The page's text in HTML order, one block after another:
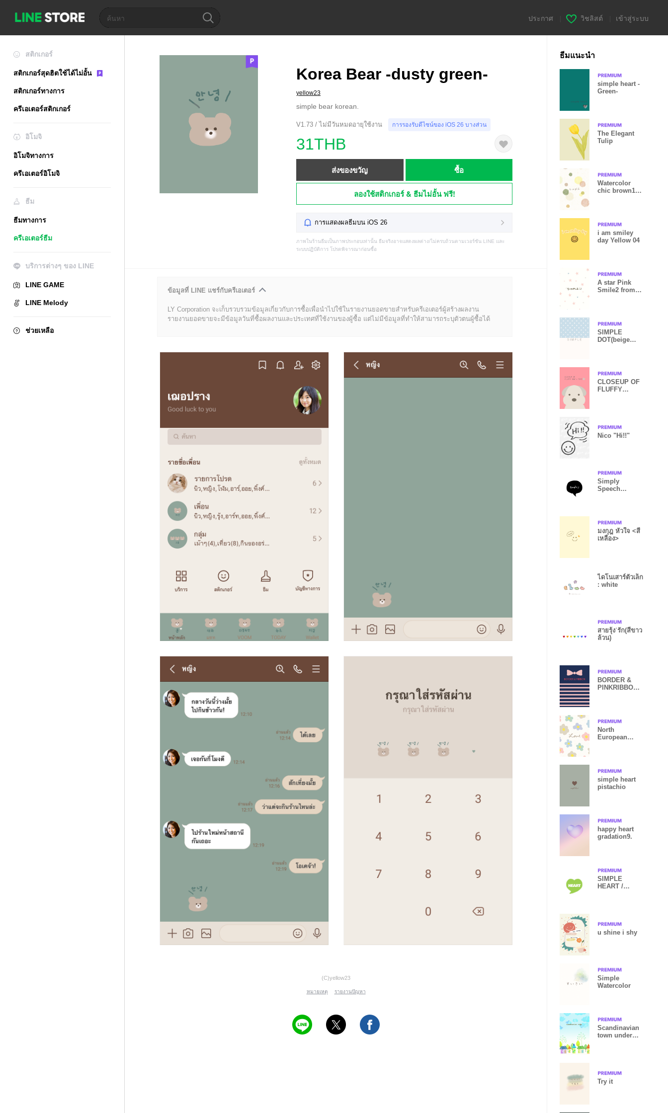
ประกาศ วิชลิสต์ เข้าสู่ระบบ
สติกเกอร์
สติกเกอร์สุดฮิตใช้ได้ไม่อั้น
สติกเกอร์ทางการ
ครีเอเตอร์สติกเกอร์
อิโมจิ
อิโมจิทางการ
ครีเอเตอร์อิโมจิ
ธีม
ธีมทางการ
ครีเอเตอร์ธีม
บริการต่างๆ ของ LINE
LINE GAME
LINE Melody
ช่วยเหลือ
Korea Bear -dusty green-
yellow23
simple bear korean.
V1.73 / ไม่มีวันหมดอายุใช้งาน การรองรับดีไซน์ของ iOS 26 บางส่วน
31THB
ส่งของขวัญ ซื้อ
ลองใช้สติกเกอร์ & ธีมไม่อั้น ฟรี!
การแสดงผลธีมบน iOS 26
ภาพในร้านธีมเป็นภาพประกอบเท่านั้น ธีมจริงอาจแสดงผลต่าง/ไม่ครบถ้วนตามเวอร์ชัน LINE และ
ระบบปฏิบัติการ โปรดพิจารณาก่อนซื้อ
ข้อมูลที่ LINE แชร์กับครีเอเตอร์
LY Corporation จะเก็บรวบรวมข้อมูลเกี่ยวกับการซื้อเพื่อนำไปใช้ในรายงานยอดขายสำหรับครีเอเตอร์ผู้สร้างผลงาน
รายงานยอดขายจะมีข้อมูลวันที่ซื้อผลงานและประเทศที่ใช้งานของผู้ซื้อ แต่ไม่มีข้อมูลที่ทำให้สามารถระบุตัวตนผู้ซื้อได้
(C)yellow23
หมายเหตุ รายงานปัญหา
ธีมแนะนำ
simple heart -
Green-
The Elegant
Tulip
Watercolor
chic brown10
i am smiley
day Yellow 04
A star Pink
Smile2 from
SIMPLE
DOT(beige
CLOSEUP OF
FLUFFY
Nico "Hi!!"
Simply
Speech
มงกุฎ หัวใจ <สี
เหลือง>
ไดโนเสาร์ตัวเล็ก
: white
สายรุ้ง˙รัก(สีขาว
ล้วน)
BORDER &
PINKRIBBON -
North
European
simple heart
pistachio
happy heart
gradation9.
SIMPLE
HEART /
u shine i shy
Simple
Watercolor
Scandinavian
town under
Try it